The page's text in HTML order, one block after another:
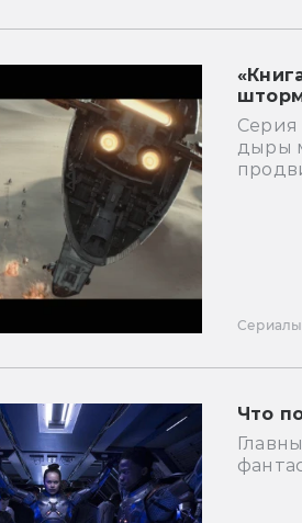
Серия
дыры
Сериалы
Что